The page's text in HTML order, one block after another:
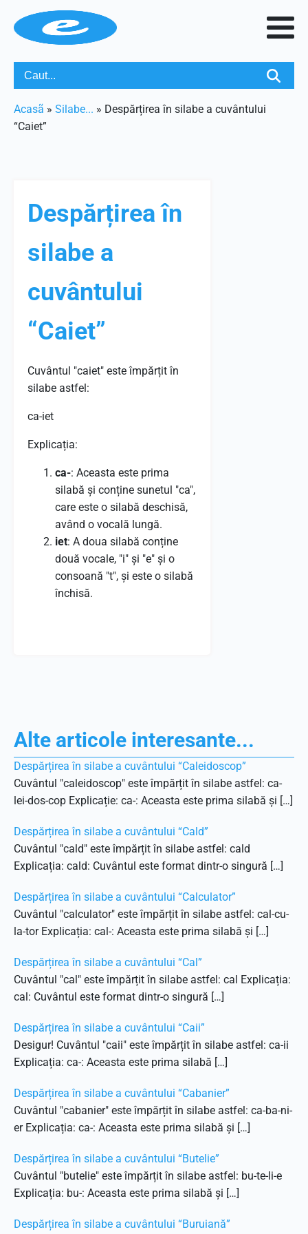
Acasã » Silabe... » Despărțirea în silabe a cuvântului
“Caiet”
Despărțirea în
silabe a
cuvântului
“Caiet”
Cuvântul "caiet" este împărțit în
silabe astfel:
ca-iet
Explicația:
ca-: Aceasta este prima
silabă și conține sunetul "ca",
care este o silabă deschisă,
având o vocală lungă.
iet: A doua silabă conține
două vocale, "i" și "e" și o
consoană "t", și este o silabă
închisă.
Alte articole interesante...
Despărțirea în silabe a cuvântului “Caleidoscop”
Cuvântul "caleidoscop" este împărțit în silabe astfel: ca-
lei-dos-cop Explicație: ca-: Aceasta este prima silabă și […]
Despărțirea în silabe a cuvântului “Cald”
Cuvântul "cald" este împărțit în silabe astfel: cald
Explicația: cald: Cuvântul este format dintr-o singură […]
Despărțirea în silabe a cuvântului “Calculator”
Cuvântul "calculator" este împărțit în silabe astfel: cal-cu-
la-tor Explicația: cal-: Aceasta este prima silabă și […]
Despărțirea în silabe a cuvântului “Cal”
Cuvântul "cal" este împărțit în silabe astfel: cal Explicația:
cal: Cuvântul este format dintr-o singură […]
Despărțirea în silabe a cuvântului “Caii”
Desigur! Cuvântul "caii" este împărțit în silabe astfel: ca-ii
Explicația: ca-: Aceasta este prima silabă […]
Despărțirea în silabe a cuvântului “Cabanier”
Cuvântul "cabanier" este împărțit în silabe astfel: ca-ba-ni-
er Explicația: ca-: Aceasta este prima silabă și […]
Despărțirea în silabe a cuvântului “Butelie”
Cuvântul "butelie" este împărțit în silabe astfel: bu-te-li-e
Explicația: bu-: Aceasta este prima silabă și […]
Despărțirea în silabe a cuvântului “Buruiană”